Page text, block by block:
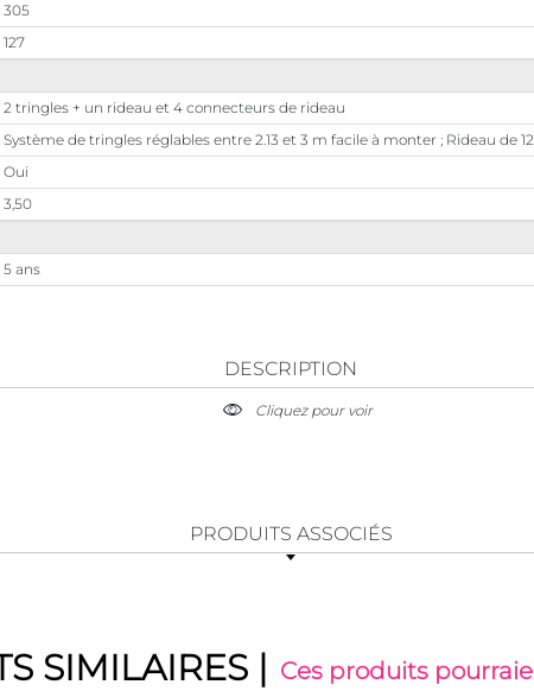
305
127
2 tringles + un rideau et 4 connecteurs de rideau
Système de tringles réglables entre 2.13 et 3 m facile à monter ; Rideau de
Oui
3,50
5 ans
DESCRIPTION
Cliquez pour voir
PRODUITS ASSOCIÉS
SIMILAIRES | Ces produits